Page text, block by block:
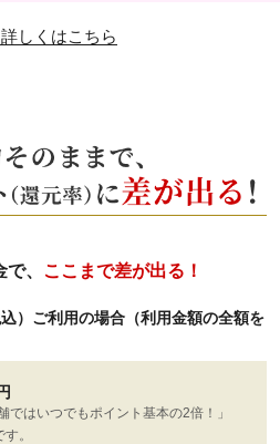
しくはこちら
、 ここまで差が出る！
）ご利用の場合（利用金額の全額を
ではいつでもポイント基本の2倍！」
。